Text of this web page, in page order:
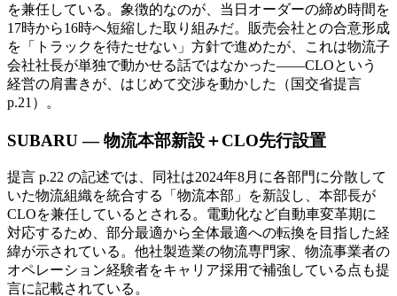
を兼任している。象徴的なのが、当日オーダーの締め時間を
17時から16時へ短縮した取り組みだ。販売会社との合意形成
を「トラックを待たせない」方針で進めたが、これは物流子
会社社長が単独で動かせる話ではなかった——CLOという
経営の肩書きが、はじめて交渉を動かした（国交省提言
p.21）。
SUBARU — 物流本部新設＋CLO先行設置
提言 p.22 の記述では、同社は2024年8月に各部門に分散して
いた物流組織を統合する「物流本部」を新設し、本部長が
CLOを兼任しているとされる。電動化など自動車変革期に
対応するため、部分最適から全体最適への転換を目指した経
緯が示されている。他社製造業の物流専門家、物流事業者の
オペレーション経験者をキャリア採用で補強している点も提
言に記載されている。